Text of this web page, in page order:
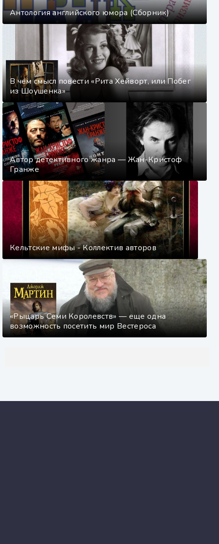
Антология английского юмора (Сборник)
В чем смысл повести «Рита Хейворт, или Побег
из Шоушенка»
Автор детективного жанра — Жан-Кристоф
Гранже
Кельтские мифы - Коллектив авторов
«Рыцарь Семи Королевств» — еще одна
возможность посетить мир Вестероса